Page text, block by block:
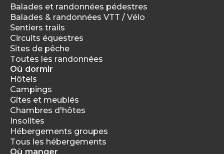
Balades et randonnées pédestres
Balades & randonnées VTT / Vélo
Sentiers trails
Circuits équestres
Sites de pêche
Toutes les randonnées
Où dormir
Hôtels
Campings
Gîtes et meublés
Chambres d'hôtes
Insolites
Hébergements groupes
Tous les hébergements
Où manger